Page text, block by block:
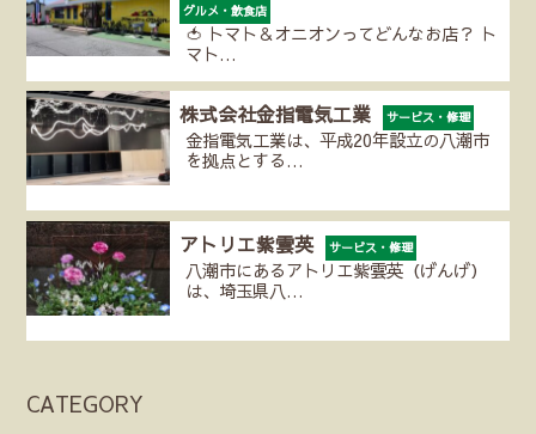
グルメ・飲食店
🍅 トマト＆オニオンってどんなお店？ ト
マト…
株式会社金指電気工業 サービス・修理
金指電気工業は、平成20年設立の八潮市
を拠点とする…
アトリエ紫雲英 サービス・修理
八潮市にあるアトリエ紫雲英（げんげ）
は、埼玉県八…
CATEGORY